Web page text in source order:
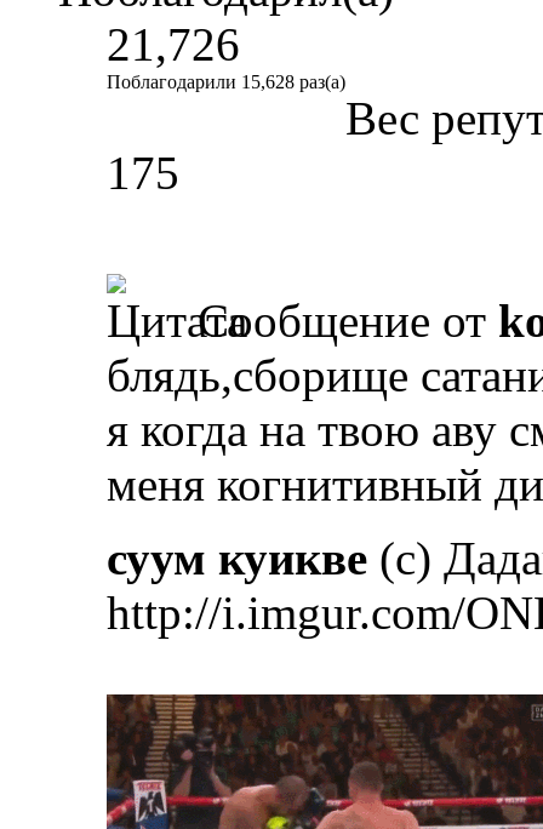
21,726
Поблагодарили 15,628 раз(а)
Вес
175
Сообщение от
блядь,сборище
я когда на твою аву
меня когнитивный
суум куикве (с)
http://i.imgur.com/